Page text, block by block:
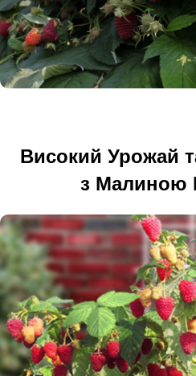
Високий Урожай
з Малиною